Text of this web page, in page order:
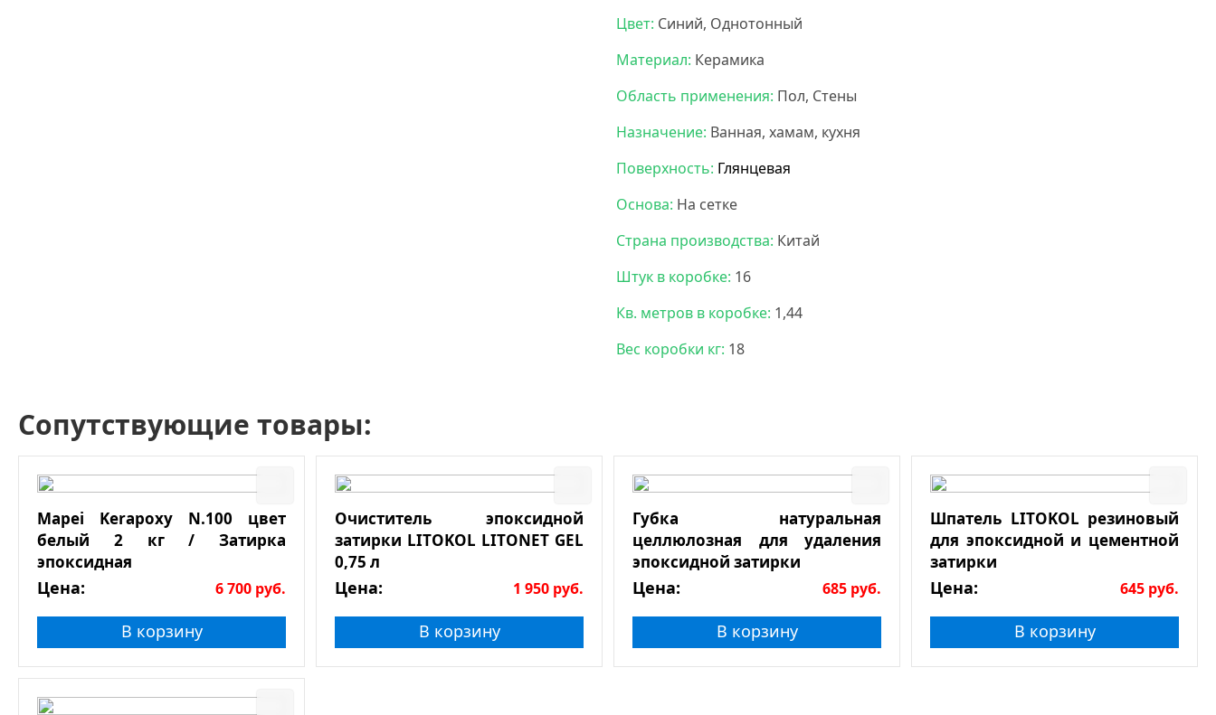
Цвет: Синий, Однотонный
Материал: Керамика
Область применения: Пол, Стены
Назначение: Ванная, хамам, кухня
Поверхность: Глянцевая
Основа: На сетке
Страна производства: Китай
Штук в коробке: 16
Кв. метров в коробке: 1,44
Вес коробки кг: 18
Сопутствующие товары:
Mapei Kerapoxy N.100 цвет
белый 2 кг / Затирка
эпоксидная
Цена: 6 700 руб.
В корзину
Очиститель эпоксидной
затирки LITOKOL LITONET GEL
0,75 л
Цена: 1 950 руб.
В корзину
Губка натуральная
целлюлозная для удаления
эпоксидной затирки
Цена: 685 руб.
В корзину
Шпатель LITOKOL резиновый
для эпоксидной и цементной
затирки
Цена: 645 руб.
В корзину